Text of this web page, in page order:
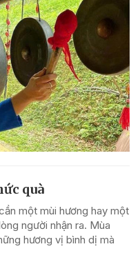
quà
một mùi hương hay một
người nhận ra. Mùa
hương vị bình dị mà